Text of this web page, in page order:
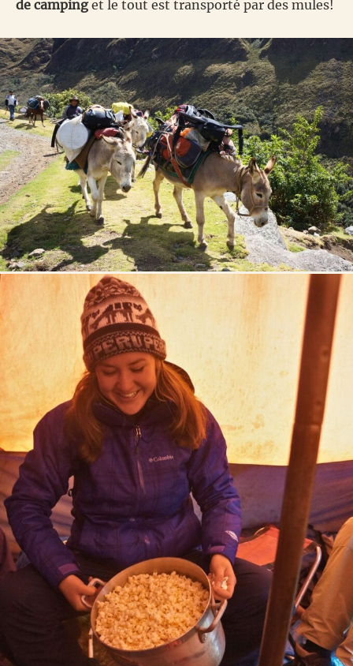
de campinget le tout est transporté par des mules!